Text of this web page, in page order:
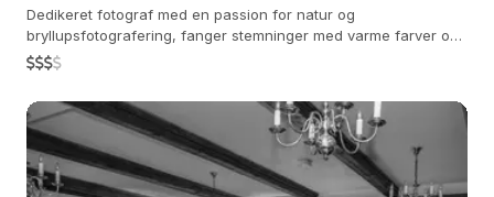
Dedikeret fotograf med en passion for natur og
bryllupsfotografering, fanger stemninger med varme farver og
ægte følelser.